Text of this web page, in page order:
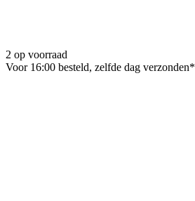
2 op voorraad
Voor 16:00 besteld, zelfde dag verzonden*